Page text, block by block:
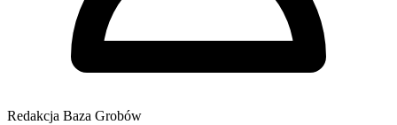
Redakcja Baza Grobów